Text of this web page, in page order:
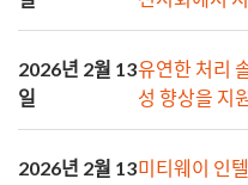
2026년 2월 13
일
유연한 처리
성 향상을 지
2026년 2월 13미티웨이 인